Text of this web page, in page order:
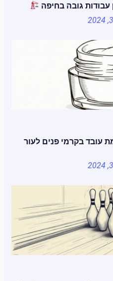
גובה בחיפה
עובד בקרמי פנים לעור